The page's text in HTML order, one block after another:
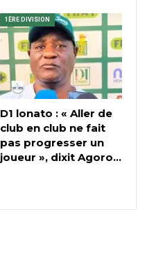
1ÈRE DIVISION
D1 lonato : « Aller de
club en club ne fait
pas progresser un
joueur », dixit Agoro…